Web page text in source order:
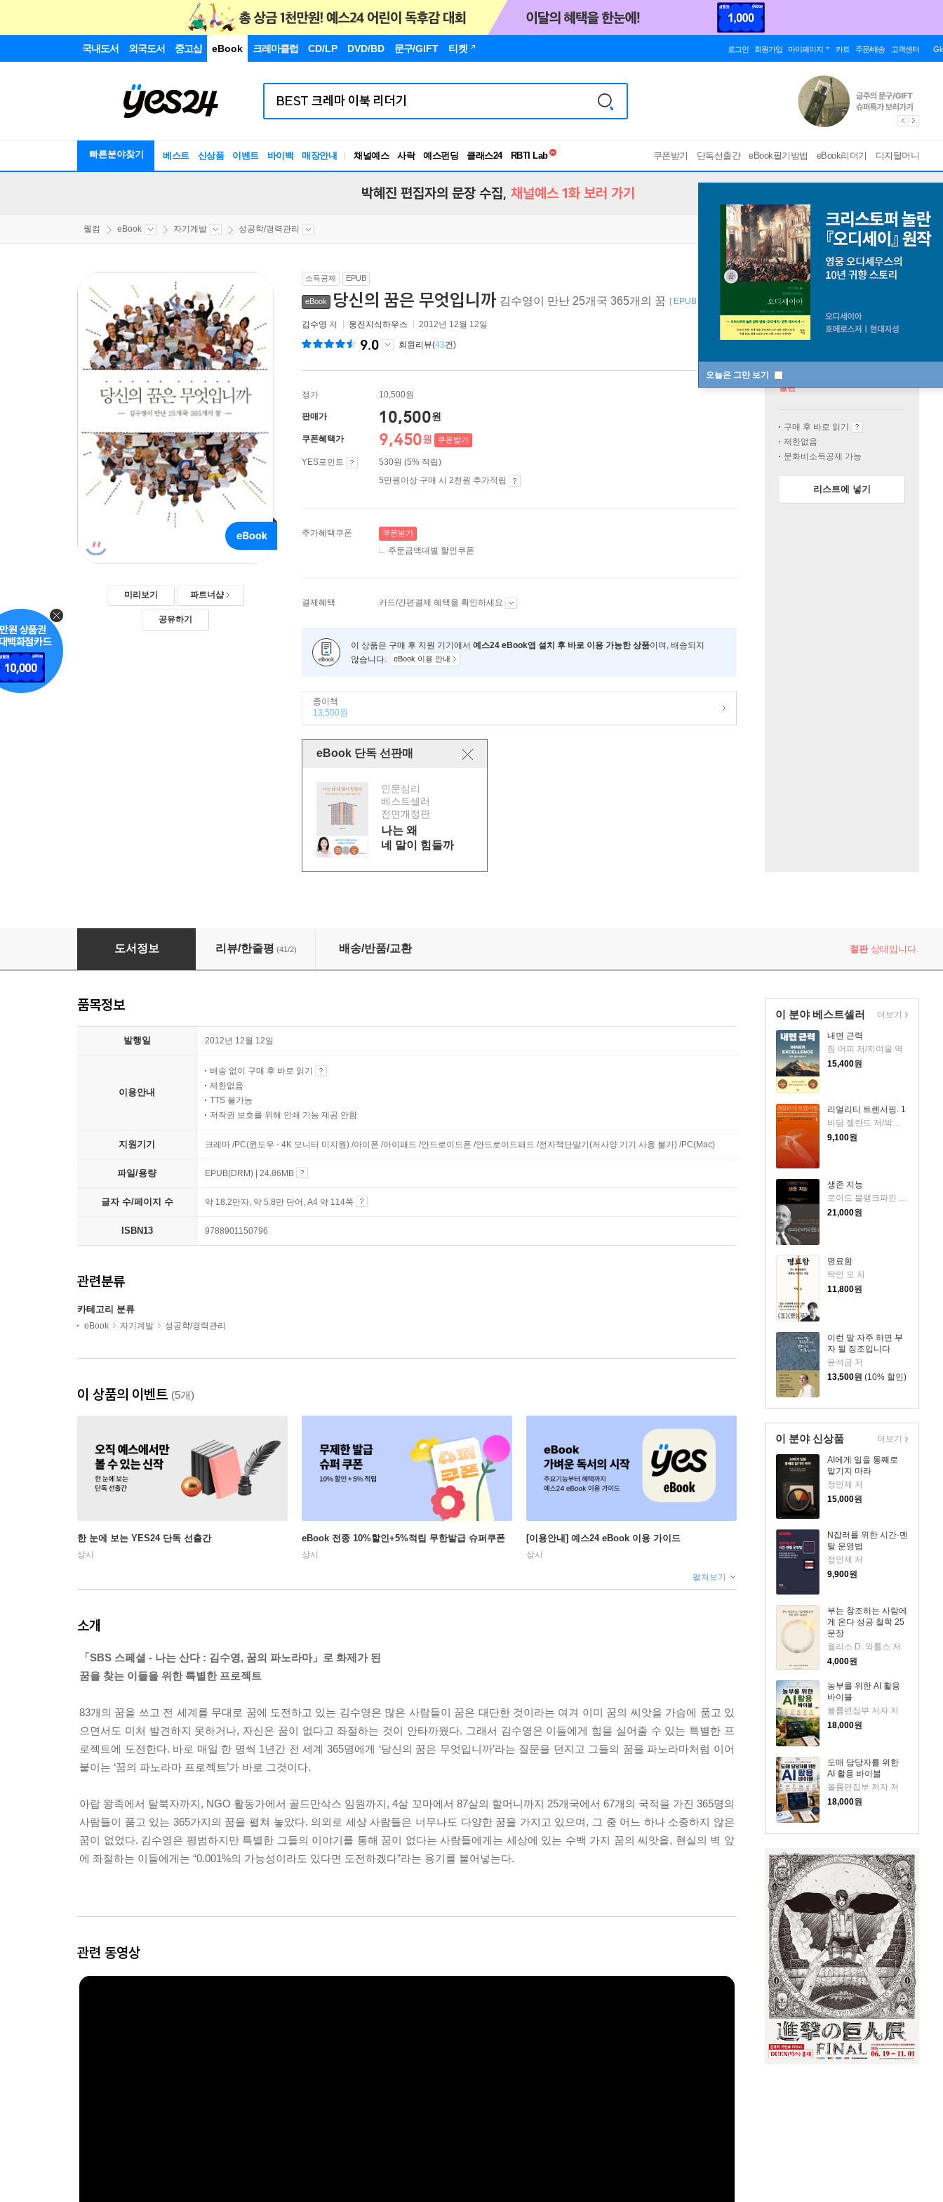
국내도서 외국도서 중고샵 eBook 크레마클럽 CD/LP DVD/BD 문구/GIFT 티켓 로그인 회원가입 마이페이지 카트 주문/배송 고객센터
빠른분야찾기 베스트 신상품 이벤트 바이백 매장안내 채널예스 사락 예스펀딩 클래스24
RBTI Lab
독서유형검사
쿠폰받기 단독선출간 eBook필기방법 eBook리더기 디지털머니
오늘은 그만 보기
박혜진 편집자의 문장 수집, 채널예스 1화 보러 가기
웰컴 eBook 자기계발 성공학/경력관리
미리보기 파트너샵
공유하기
소득공제 EPUB
eBook 당신의 꿈은 무엇입니까 김수영이 만난 25개국 365개의 꿈 [ EPUB ]
김수영 저 웅진지식하우스 2012년 12월 12일
9.0 회원리뷰(43건)
정가 10,500원
판매가 10,500원
쿠폰혜택가 9,450원 쿠폰받기
YES포인트
530원 (5% 적립)
5만원이상 구매 시 2천원 추가적립
추가혜택쿠폰 쿠폰받기
주문금액대별 할인쿠폰
결제혜택 카드/간편결제 혜택을 확인하세요
이 상품은 구매 후 지원 기기에서 예스24 eBook앱 설치 후 바로 이용 가능한 상품이며, 배송되지
않습니다.
eBook 이용 안내
종이책
13,500원
eBook 단독 선판매
인문심리
베스트셀러
전면개정판
나는 왜
네 말이 힘들까
절판
구매 후 바로 읽기
제한없음
문화비소득공제 가능
리스트에 넣기
당신의 꿈은 무엇입니까
도서정보 리뷰/한줄평 (41/2) 배송/반품/교환 절판상태입니다.
이 분야 베스트셀러
내면 근력
짐 머피 저/지여울 역
15,400원
리얼리티 트랜서핑. 1
바딤 젤란드 저/박인수 역
9,100원
생존 지능
21,000원
명료함
탁민 오 저
11,800원
이런 말 자주 하면 부
자 될 징조입니다
윤석금 저
13,500원 (10% 할인)
더보기
이 분야 신상품
AI에게 일을 통째로
맡기지 마라
정민제 저
15,000원
N잡러를 위한 시간·멘
탈 운영법
정민제 저
9,900원
부는 창조하는 사람에
게 온다 성공 철학 25
문장
월리스 D. 와틀스 저
4,000원
농부를 위한 AI 활용
바이블
볼륨편집부 저자 저
18,000원
도매 담당자를 위한
AI 활용 바이블
볼륨편집부 저자 저
18,000원
더보기
품목정보
발행일 2012년 12월 12일
이용안내
배송 없이 구매 후 바로 읽기
제한없음
TTS 불가능
저작권 보호를 위해 인쇄 기능 제공 안함
지원기기 크레마 /PC(윈도우 - 4K 모니터 미지원) /아이폰 /아이패드 /안드로이드폰 /안드로이드패드 /전자책단말기(저사양 기기 사용 불가) /PC(Mac)
파일/용량 EPUB(DRM) | 24.86MB
글자 수/페이지 수 약 18.2만자, 약 5.8만 단어, A4 약 114쪽
ISBN13 9788901150796
관련분류
카테고리 분류
eBook 자기계발 성공학/경력관리
이 상품의 이벤트 (5개)
한 눈에 보는 YES24 단독 선출간
상시
eBook 전종 10%할인+5%적립 무한발급 슈퍼쿠폰
상시
[이용안내] 예스24 eBook 이용 가이드
상시
펼쳐보기
소개
「SBS 스페셜 - 나는 산다 : 김수영, 꿈의 파노라마」로 화제가 된
꿈을 찾는 이들을 위한 특별한 프로젝트
83개의 꿈을 쓰고 전 세계를 무대로 꿈에 도전하고 있는 김수영은 많은 사람들이 꿈은 대단한 것이라는 여겨 이미 꿈의 씨앗을 가슴에 품고 있
으면서도 미처 발견하지 못하거나, 자신은 꿈이 없다고 좌절하는 것이 안타까웠다. 그래서 김수영은 이들에게 힘을 실어줄 수 있는 특별한 프
로젝트에 도전한다. 바로 매일 한 명씩 1년간 전 세계 365명에게 ‘당신의 꿈은 무엇입니까’라는 질문을 던지고 그들의 꿈을 파노라마처럼 이어
붙이는 ‘꿈의 파노라마 프로젝트’가 바로 그것이다.
아랍 왕족에서 탈북자까지, NGO 활동가에서 골드만삭스 임원까지, 4살 꼬마에서 87살의 할머니까지 25개국에서 67개의 국적을 가진 365명의
사람들이 품고 있는 365가지의 꿈을 펼쳐 놓았다. 의외로 세상 사람들은 너무나도 다양한 꿈을 가지고 있으며, 그 중 어느 하나 소중하지 않은
꿈이 없었다. 김수영은 평범하지만 특별한 그들의 이야기를 통해 꿈이 없다는 사람들에게는 세상에 있는 수백 가지 꿈의 씨앗을, 현실의 벽 앞
에 좌절하는 이들에게는 “0.001%의 가능성이라도 있다면 도전하겠다”라는 용기를 불어넣는다.
관련 동영상